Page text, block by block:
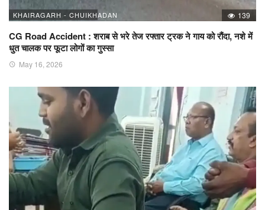
KHAIRAGARH - CHUIKHADAN 139
CG Road Accident : शराब से भरे तेज रफ्तार ट्रक ने गाय को रौंदा, नशे में
धुत चालक पर फूटा लोगों का गुस्सा
May 16, 2026